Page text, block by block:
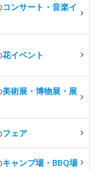
コンサート・音楽イ
花イベント
美術展・博物展・展
フェア
キャンプ場・BBQ場